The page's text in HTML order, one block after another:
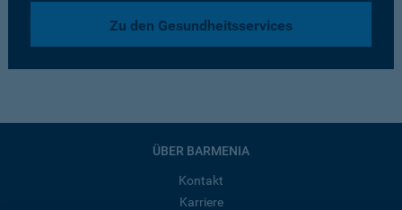
Zu den Gesundheitsservices
ÜBER BARMENIA
Kontakt
Karriere